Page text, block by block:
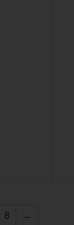
8 →